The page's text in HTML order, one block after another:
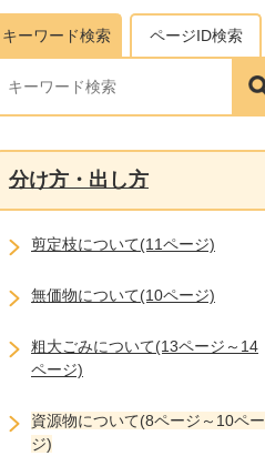
キーワード検索 ページID検索
分け方・出し方
剪定枝について(11ページ)
無価物について(10ページ)
粗大ごみについて(13ページ～14
ページ)
資源物について(8ページ～10ペー
ジ)